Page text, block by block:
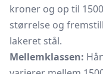
kroner og op til
størrelse og
lakeret stål.
Mellemklassen: